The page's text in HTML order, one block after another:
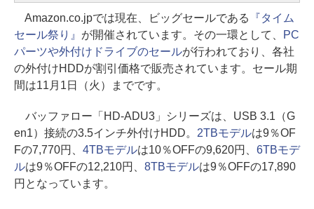
Amazon.co.jpでは現在、ビッグセールである 『タイム
セール祭り』 が開催されています。その一環として、
PC
パーツや外付けドライブのセールが行われており、各社
の外付けHDDが割引価格で販売されています。セール期
間は11月1日（火）までです。
バッファロー「HD-ADU3」シリーズは、USB 3.1（G
en1）接続の3.5インチ外付けHDD。 2TBモデルは9％OF
Fの7,770円、 4TBモデルは10％OFFの9,620円、 6TBモデ
ルは9％OFFの12,210円、 8TBモデルは9％OFFの17,890
円となっています。